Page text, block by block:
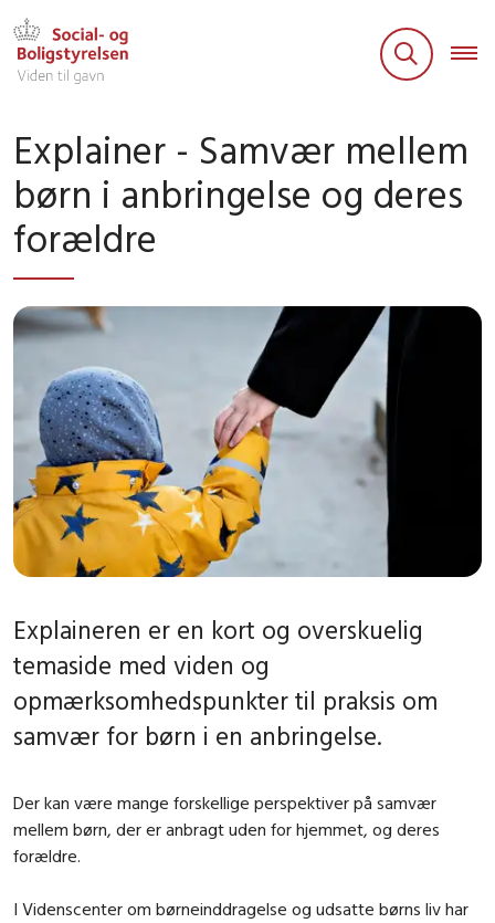
Explainer - Samvær mellem
børn i anbringelse og deres
forældre
Explaineren er en kort og overskuelig
temaside med viden og
opmærksomhedspunkter til praksis om
samvær for børn i en anbringelse.
Der kan være mange forskellige perspektiver på samvær
mellem børn, der er anbragt uden for hjemmet, og deres
forældre.
I Videnscenter om børneinddragelse og udsatte børns liv har